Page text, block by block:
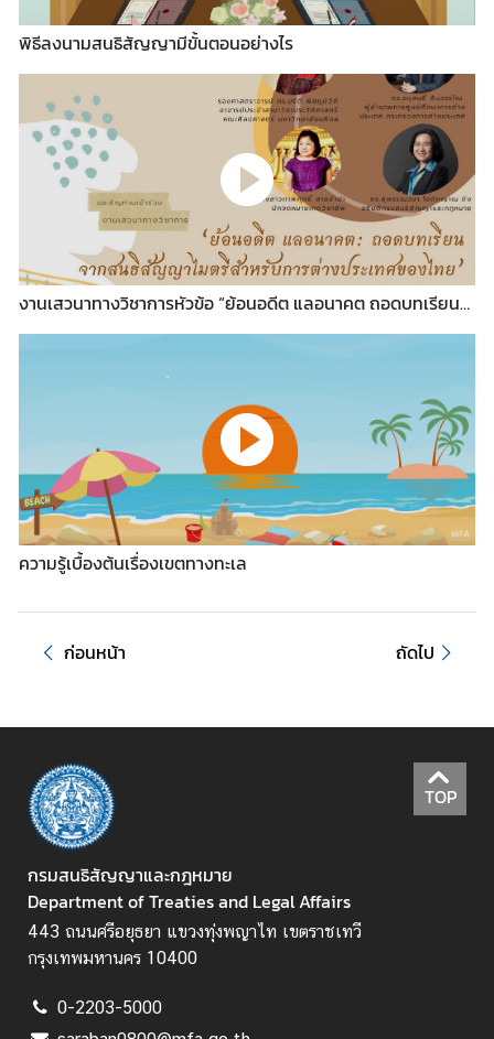
ส
ข่
า
ว
ป
า
ป
ร
ะ
ก
า
ง
า
ง
เ
ส
ด
ง
ค
า
พิธีลงนามสนธิสัญญามีขั้นตอนอย่างไร
งานเสวนาทางวิชาการหัวข้อ “ย้อนอดีต แลอนาคต ถอดบทเรียน
จากสนธิสัญญาไมตรีสำหรับการต่างประเทศไทย”
ความรู้เบื้องต้นเรื่องเขตทางทะเล
ก่อนหน้า ถัดไป
TOP
กรมสนธิสัญญาและกฎหมาย
Department of Treaties and Legal Affairs
443 ถนนศรีอยุธยา แขวงทุ่งพญาไท เขตราชเทวี
กรุงเทพมหานคร 10400
0-2203-5000